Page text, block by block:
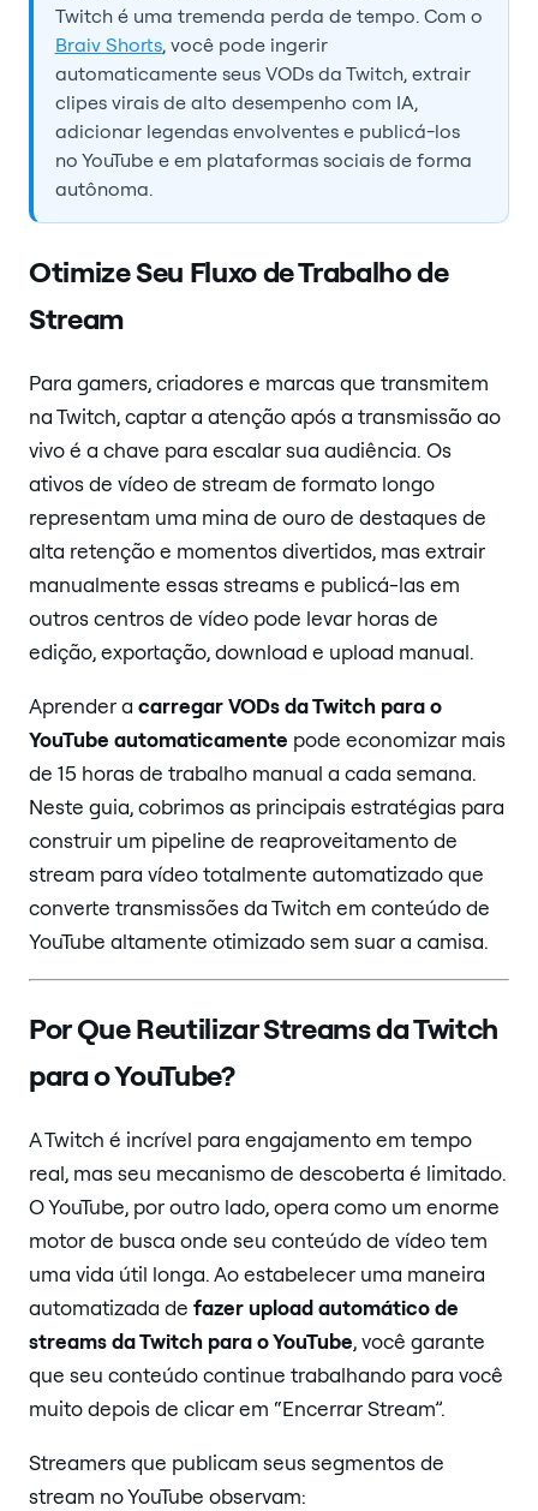
Twitch é uma tremenda perda de tempo. Com o
Braiv Shorts, você pode ingerir
automaticamente seus VODs da Twitch, extrair
clipes virais de alto desempenho com IA,
adicionar legendas envolventes e publicá-los
no YouTube e em plataformas sociais de forma
autônoma.
Otimize Seu Fluxo de Trabalho de
Stream
Para gamers, criadores e marcas que transmitem
na Twitch, captar a atenção após a transmissão ao
vivo é a chave para escalar sua audiência. Os
ativos de vídeo de stream de formato longo
representam uma mina de ouro de destaques de
alta retenção e momentos divertidos, mas extrair
manualmente essas streams e publicá-las em
outros centros de vídeo pode levar horas de
edição, exportação, download e upload manual.
Aprender a carregar VODs da Twitch para o
YouTube automaticamente pode economizar mais
de 15 horas de trabalho manual a cada semana.
Neste guia, cobrimos as principais estratégias para
construir um pipeline de reaproveitamento de
stream para vídeo totalmente automatizado que
converte transmissões da Twitch em conteúdo de
YouTube altamente otimizado sem suar a camisa.
Por Que Reutilizar Streams da Twitch
para o YouTube?
A Twitch é incrível para engajamento em tempo
real, mas seu mecanismo de descoberta é limitado.
O YouTube, por outro lado, opera como um enorme
motor de busca onde seu conteúdo de vídeo tem
uma vida útil longa. Ao estabelecer uma maneira
automatizada de fazer upload automático de
streams da Twitch para o YouTube, você garante
que seu conteúdo continue trabalhando para você
muito depois de clicar em “Encerrar Stream”.
Streamers que publicam seus segmentos de
stream no YouTube observam: